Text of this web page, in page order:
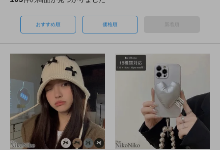
おすすめ順 価格順